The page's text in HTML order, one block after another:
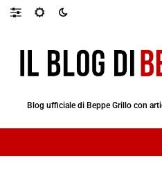
Blog ufficiale di Beppe Grillo con